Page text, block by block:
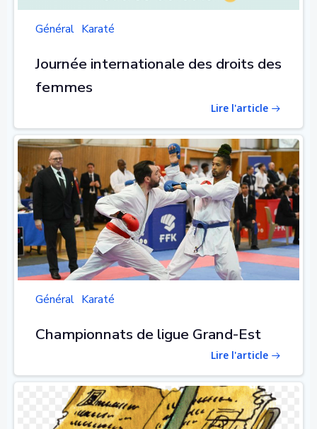
Général Karaté
Journée internationale des droits des
femmes
Lire l'article
Général Karaté
Championnats de ligue Grand-Est
Lire l'article